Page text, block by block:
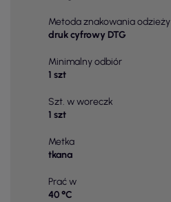
Metoda znakowania odzieży
druk cyfrowy DTG
Minimalny odbiór
1 szt
Szt. w woreczk
1 szt
Metka
tkana
Prać w
40 °C